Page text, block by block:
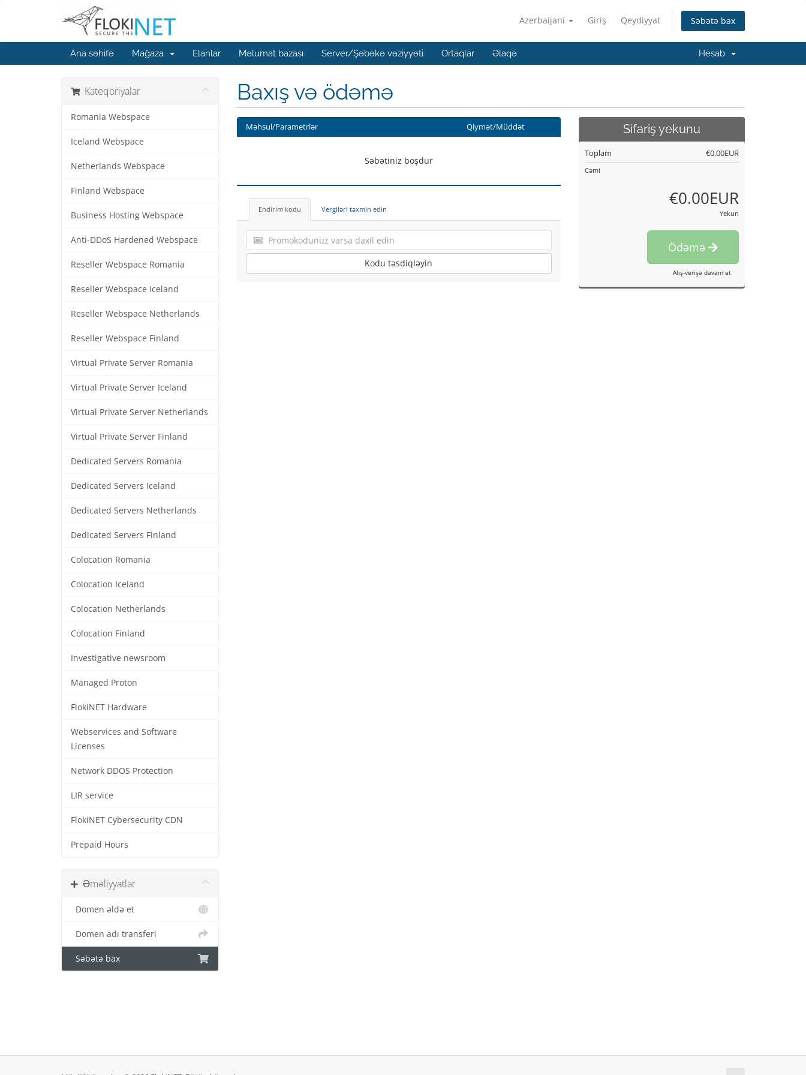
Azerbaijani Giriş Qeydiyyat Səbətə bax
Ana səhifə Mağaza Elanlar Məlumat bazası Server/Şəbəkə vəziyyəti Ortaqlar Əlaqə Hesab
Kateqoriyalar
Romania Webspace
Iceland Webspace
Netherlands Webspace
Finland Webspace
Business Hosting Webspace
Anti-DDoS Hardened Webspace
Reseller Webspace Romania
Reseller Webspace Iceland
Reseller Webspace Netherlands
Reseller Webspace Finland
Virtual Private Server Romania
Virtual Private Server Iceland
Virtual Private Server Netherlands
Virtual Private Server Finland
Dedicated Servers Romania
Dedicated Servers Iceland
Dedicated Servers Netherlands
Dedicated Servers Finland
Colocation Romania
Colocation Iceland
Colocation Netherlands
Colocation Finland
Investigative newsroom
Managed Proton
FlokiNET Hardware
Webservices and Software
Licenses
Network DDOS Protection
LIR service
FlokiNET Cybersecurity CDN
Prepaid Hours
Əməliyyatlar
Domen əldə et
Domen adı transferi
Səbətə bax
Baxış və ödəmə
Məhsul/Parametrlər Qiymət/Müddət
Səbətiniz boşdur
Endirim kodu Vergiləri təxmin edin
Kodu təsdiqləyin
Sifariş yekunu
Toplam €0.00EUR
Cəmi
€0.00EUR
Yekun
Ödəmə
Alış-verişə davam et